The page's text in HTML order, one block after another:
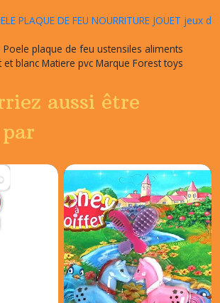
PLAQUE DE FEU NOURRITURE JOUET jeux d
Poele plaque de feu ustensiles aliments
blanc Matiere pvc Marque Forest toys
aussi être